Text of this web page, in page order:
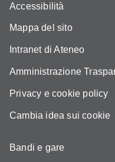
Accessibilità
Mappa del sito
Intranet di Ateneo
Amministrazione
Privacy e cookie policy
Cambia idea sui cookie
Bandi e gare